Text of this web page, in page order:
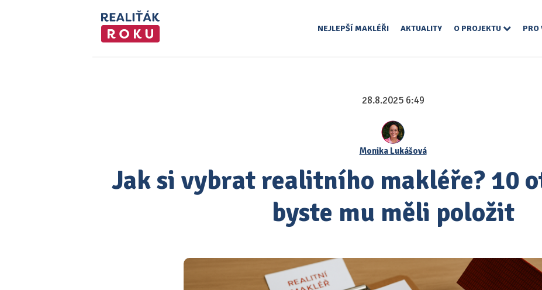
NEJLEPŠÍ MAKLÉŘI AKTUALITY O PROJEKTU PRO
28.8.2025 6:49
Monika Lukášová
Jak si vybrat realitního makléře? 10
byste mu měli položit